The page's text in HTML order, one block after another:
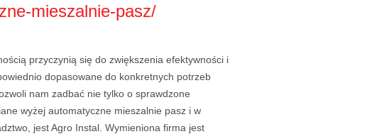
mieszalnie-pasz/
przyczynią się do zwiększenia efektywności i
dopasowane do konkretnych potrzeb
nam zadbać nie tylko o sprawdzone
wyżej automatyczne mieszalnie pasz i w
jest Agro Instal. Wymieniona firma jest